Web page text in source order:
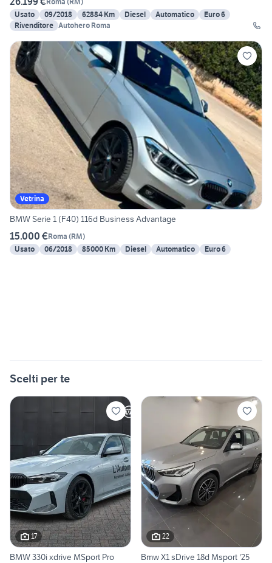
Usato
09/2018 62884 Km Diesel Automatico
Euro 6
Rivenditore Autohero Roma
Vetrina
BMW Serie 1 (F40) 116d Business Advantage
15.000 €Roma (RM)
Usato
06/2018 85000 Km Diesel Automatico Euro 6
Scelti per te
17
BMW 330i xdrive MSport Pro
22
Bmw X1 sDrive 18d Msport '25